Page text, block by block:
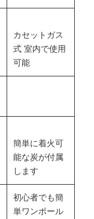
カセットガス
式 室内で使用
可能
簡単に着火可
能な炭が付属
します
初心者でも簡
単ワンポール